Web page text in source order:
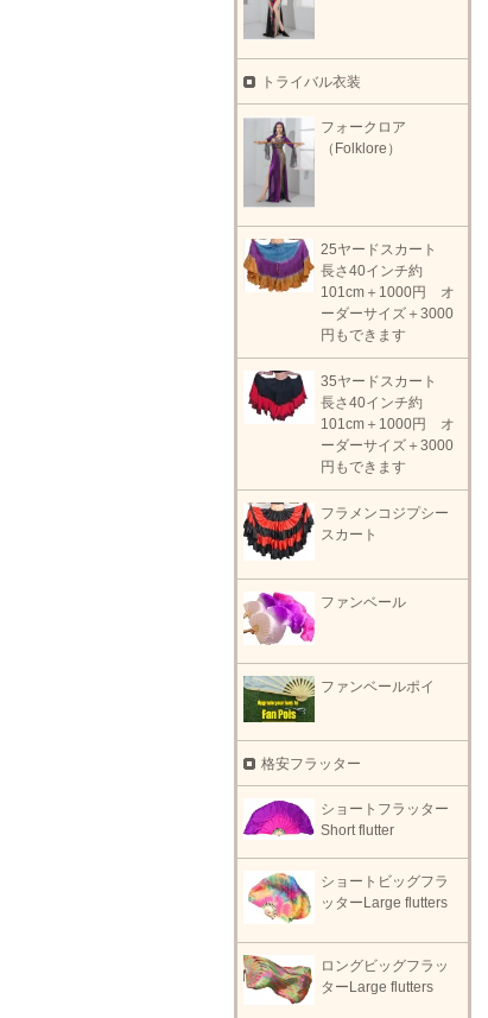
トライバル衣装
フォークロア
（Folklore）
25ヤードスカート
長さ40インチ約
101cm＋1000円 オ
ーダーサイズ＋3000
円もできます
35ヤードスカート
長さ40インチ約
101cm＋1000円 オ
ーダーサイズ＋3000
円もできます
フラメンコジプシー
スカート
ファンベール
ファンベールポイ
格安フラッター
ショートフラッター
Short flutter
ショートビッグフラ
ッターLarge flutters
ロングビッグフラッ
ターLarge flutters